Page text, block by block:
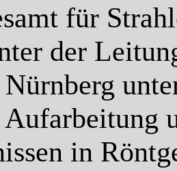
für
der
Aufarbeitung
in